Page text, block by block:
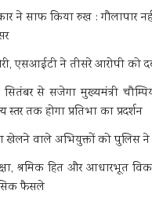
ने साफ किया रुख : गौलापार
एसआईटी ने तीसरे आरोपी को
से सजेगा मुख्यमंत्री
तक होगा प्रतिभा का प्रदर्शन
वाले अभियुक्तों को पुलिस ने
श्रमिक हित और आधारभूत
फैसले